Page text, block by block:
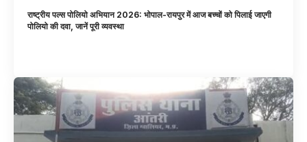
राष्ट्रीय पल्स पोलियो अभियान 2026: भोपाल-रायपुर में आज बच्चों को पिलाई जाएगी
पोलियो की दवा, जानें पूरी व्यवस्था